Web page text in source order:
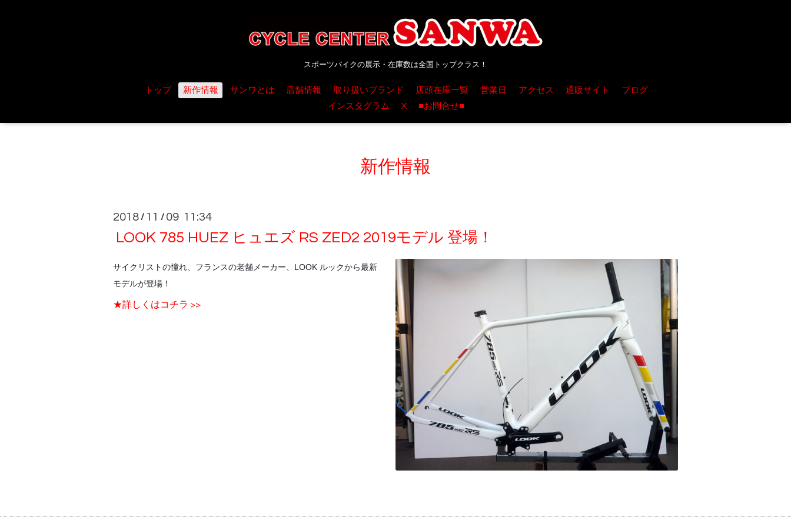
スポーツバイクの展示・在庫数は全国トップクラス！
トップ 新作情報 サンワとは 店舗情報 取り扱いブランド 店頭在庫一覧 営業日 アクセス 通販サイト
ブログ
インスタグラム
X ■お問合せ■
新作情報
2018 / 11 / 09 11:34
LOOK 785 HUEZ ヒュエズ RS ZED2 2019モデル 登場！
サイクリストの憧れ、フランスの老舗メーカー、LOOK ルックから最新
モデルが登場！
★詳しくはコチラ >>